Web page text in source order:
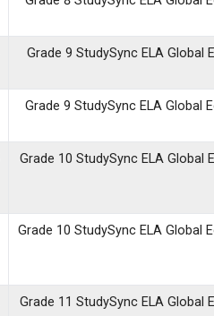
Grade 9 StudySync ELA Global
Grade 9 StudySync ELA Global
Grade 10 StudySync ELA Global
Grade 10 StudySync ELA Global
Grade 11 StudySync ELA Global